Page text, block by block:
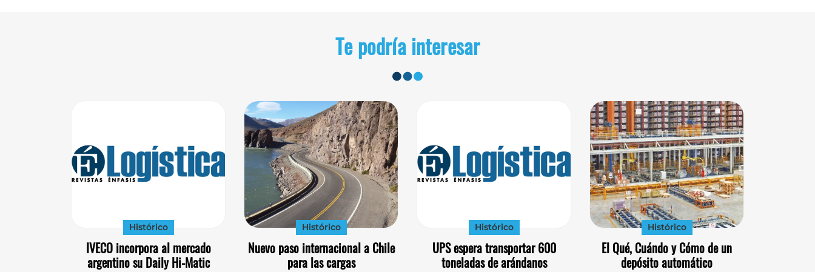
Te podría interesar
Histórico
IVECO incorpora al mercado
argentino su Daily Hi-Matic
Histórico
Nuevo paso internacional a Chile
para las cargas
Histórico
UPS espera transportar 600
toneladas de arándanos
Histórico
El Qué, Cuándo y Cómo de un
depósito automático